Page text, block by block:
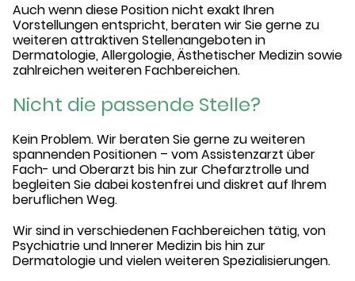
Auch wenn diese Position nicht exakt Ihren
Vorstellungen entspricht, beraten wir Sie gerne zu
weiteren attraktiven Stellenangeboten in
Dermatologie, Allergologie, Ästhetischer Medizin sowie
zahlreichen weiteren Fachbereichen.
Nicht die passende Stelle?
Kein Problem. Wir beraten Sie gerne zu weiteren
spannenden Positionen – vom Assistenzarzt über
Fach- und Oberarzt bis hin zur Chefarztrolle und
begleiten Sie dabei kostenfrei und diskret auf Ihrem
beruflichen Weg.
Wir sind in verschiedenen Fachbereichen tätig, von
Psychiatrie und Innerer Medizin bis hin zur
Dermatologie und vielen weiteren Spezialisierungen.